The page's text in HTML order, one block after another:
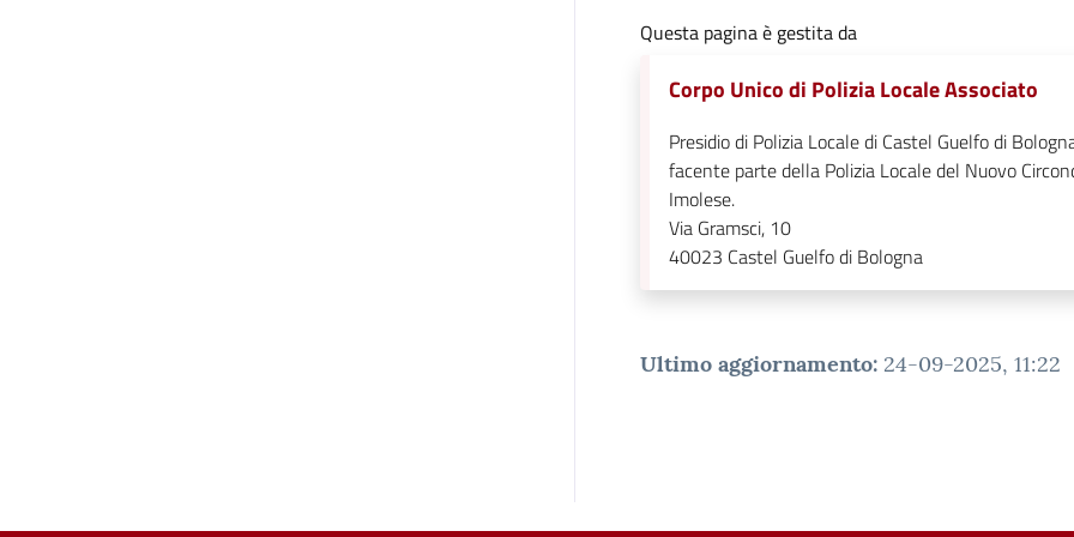
Questa pagina è gestita da
Corpo Unico di Polizia Locale Associato
Presidio di Polizia Locale di Castel Guelfo di
facente parte della Polizia Locale del Nuovo
Imolese.
Via Gramsci, 10
40023 Castel Guelfo di Bologna
Ultimo aggiornamento: 24-09-2025, 11:22